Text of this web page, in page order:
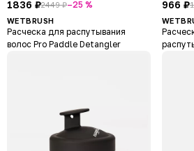
1836 ₽2449 ₽–25 %
WETBRUSH
Расческа для распутывания
волос Pro Paddle Detangler
966 ₽